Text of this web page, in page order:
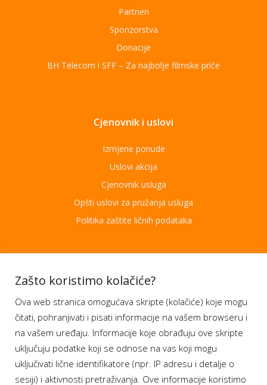
Partneri
Sponzorstva
Donacije
BH Telecom i SFF – Za najbolje filmske priče
Cjenovnik i uslovi
Izmjene ponude
Uslovi akcija
Cjenovnik usluga
Opšti uslovi za pružanja usluga
Politika zaštite ličnih podataka
Aplikacije
Moj BH Telecom
Dostupnost usluga
Moja webTV
Aukcije BH Telecom
Zašto koristimo kolačiće?
Ova web stranica omogućava skripte (kolačiće) koje mogu
čitati, pohranjivati i pisati informacije na vašem browseru i
na vašem uređaju. Informacije koje obrađuju ove skripte
uključuju podatke koji se odnose na vas koji mogu
uključivati lične identifikatore (npr. IP adresu i detalje o
sesiji) i aktivnosti pretraživanja. Ove informacije koristimo